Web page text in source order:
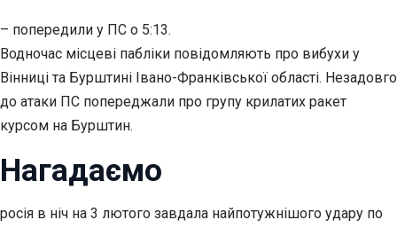
– попередили у ПС о 5:13.
Водночас місцеві пабліки повідомляють про вибухи у
Вінниці та Бурштині Івано-Франківської області. Незадовго
до атаки ПС попереджали про групу крилатих ракет
курсом на Бурштин.
Нагадаємо
росія в ніч на 3 лютого завдала найпотужнішого удару по